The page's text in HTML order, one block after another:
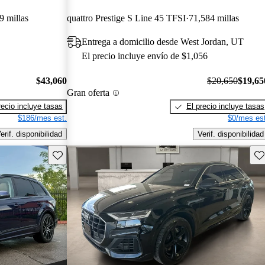
millas
$43,060
incluye tasas
$186/mes est.
disponibilidad
quattro Prestige S Line 45 TFSI 71,584 millas
Entrega a domicilio desde West Jordan, UT
El precio incluye envío de $1,056
Gran oferta
$20,650
El precio incluye tasas
$0/mes
Verif. disponibilidad
Guarda este Aviso